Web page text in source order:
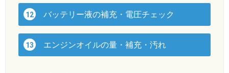
12 バッテリー液の補充・電圧チェック
13 エンジンオイルの量・補充・汚れ